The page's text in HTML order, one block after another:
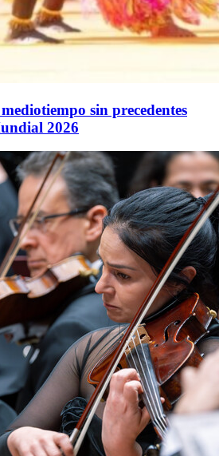
sin precedentes
2026